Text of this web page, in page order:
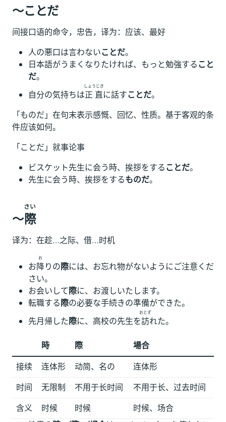
～ことだ
间接口语的命令，忠告，译为：应该、最好
人の悪口は言わないことだ。
日本語がうまくなりたければ、もっと勉強すること
だ。
自分の気持ちは正直
しょうじき
に話すことだ。
「ものだ」在句末表示感慨、回忆、性质。基于客观的条
件应该如何。
「ことだ」就事论事
ビスケット先生に会う時、挨拶をすることだ。
先生に会う時、挨拶をするものだ。
～際
さい
译为：在趁…之际、借…时机
お降
お
りの際には、お忘れ物がないようにご注意くだ
さい。
お会いして際に、お渡しいたします。
転職する際の必要な手続きの準備ができた。
先月帰した際に、高校の先生を訪
おとず
れた。
時 際
場合
接续
连体形 动简、名の
连体形
时间
无限制 不用于长时间
不用于长、过去时间
含义
时候 时候
时候、场合